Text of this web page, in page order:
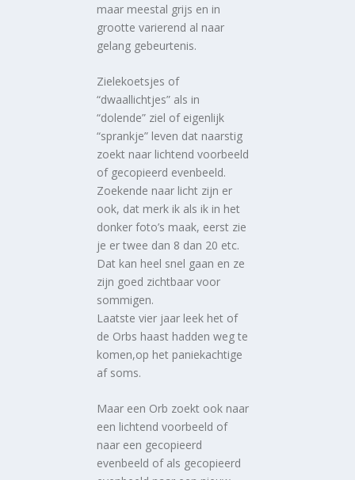
maar meestal grijs en in
grootte varierend al naar
gelang gebeurtenis.
Zielekoetsjes of
“dwaallichtjes” als in
“dolende” ziel of eigenlijk
“sprankje” leven dat naarstig
zoekt naar lichtend voorbeeld
of gecopieerd evenbeeld.
Zoekende naar licht zijn er
ook, dat merk ik als ik in het
donker foto’s maak, eerst zie
je er twee dan 8 dan 20 etc.
Dat kan heel snel gaan en ze
zijn goed zichtbaar voor
sommigen.
Laatste vier jaar leek het of
de Orbs haast hadden weg te
komen,op het paniekachtige
af soms.
Maar een Orb zoekt ook naar
een lichtend voorbeeld of
naar een gecopieerd
evenbeeld of als gecopieerd